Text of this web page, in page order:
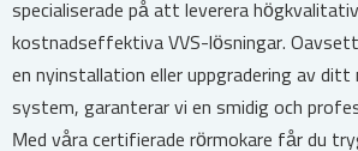
specialiserade på att leverera
kostnadseffektiva VVS-lösningar.
en nyinstallation eller uppgradering av ditt
system, garanterar vi en smidig och
Med våra certifierade rörmokare får du